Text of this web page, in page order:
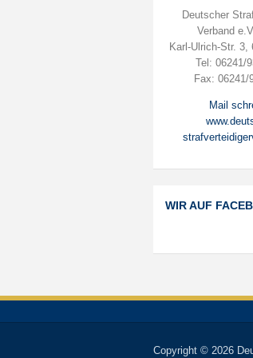
Deutscher
Verband
Karl-Ulrich-Str. 3,
Tel: 06241/
Fax: 06241/
Mail
WIR AUF
Copyright © 2026